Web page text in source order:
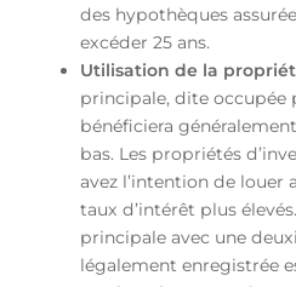
des hypothèques
excéder 25 ans.
Utilisation de la
principale, dite occupée
bénéficiera
bas. Les propriétés
avez l’intention de louer
taux d’intérêt plus
principale avec une
légalement enregistrée